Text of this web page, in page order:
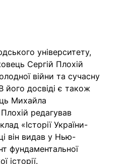
університету,
Сергій Плохій
війни та сучасну
його досвіді є також
Михайла
редагував
«Історії України-
він видав у Нью-
фундаментальної
історії.